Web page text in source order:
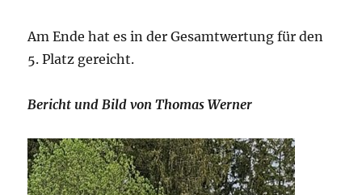
Am Ende hat es in der Gesamtwertung für den
5. Platz gereicht.
Bericht und Bild von Thomas Werner